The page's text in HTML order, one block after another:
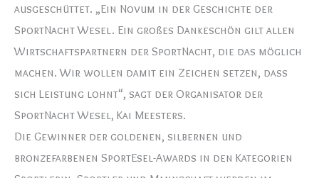
ausgeschüttet. „Ein Novum in der Geschichte der
SportNacht Wesel. Ein großes Dankeschön gilt allen
Wirtschaftspartnern der SportNacht, die das möglich
machen. Wir wollen damit ein Zeichen setzen, dass
sich Leistung lohnt“, sagt der Organisator der
SportNacht Wesel, Kai Meesters.
Die Gewinner der goldenen, silbernen und
bronzefarbenen SportEsel-Awards in den Kategorien